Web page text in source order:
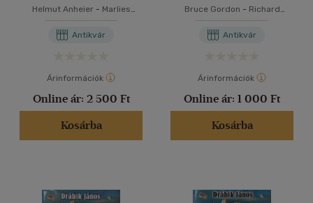
Helmut Anheier - Marlies
Antikvár
Árinformációk
Online ár: 2 500 Ft
Kosárba
Bruce Gordon - Richard
Antikvár
Árinformációk
Online ár: 1 000 Ft
Kosárba